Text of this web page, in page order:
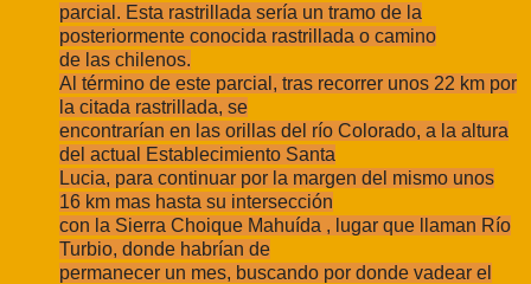
parcial. Esta rastrillada sería un tramo de la
posteriormente conocida rastrillada o camino
de las chilenos.
Al término de este parcial, tras recorrer unos 22 km por
la citada rastrillada, se
encontrarían en las orillas del río Colorado, a la altura
del actual Establecimiento Santa
Lucia, para continuar por la margen del mismo unos
16 km mas hasta su intersección
con la Sierra Choique Mahuída , lugar que llaman Río
Turbio, donde habrían de
permanecer un mes, buscando por donde vadear el